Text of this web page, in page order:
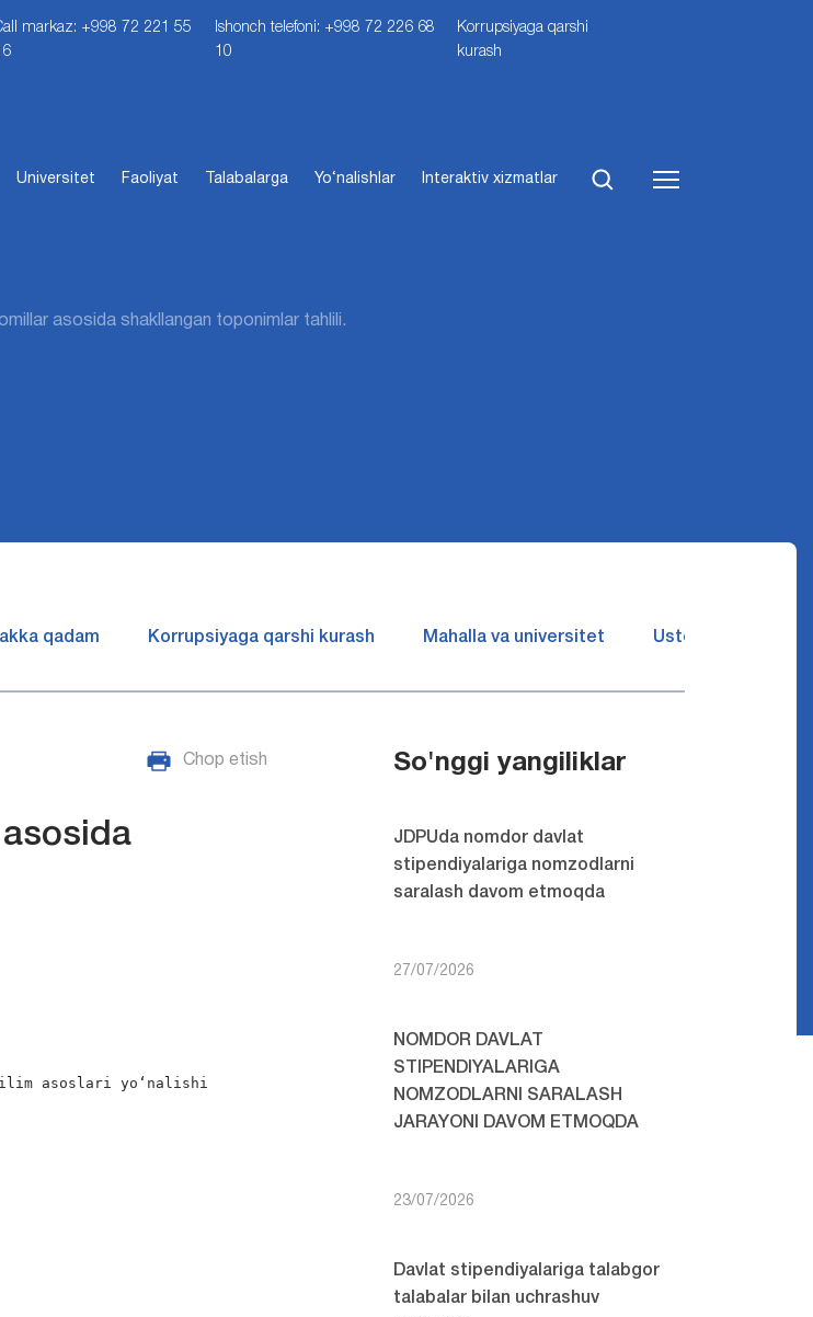
markaz: +998 72 221 55
Ishonch telefoni: +998 72 226 68
10
Korrupsiyaga qarshi
kurash
Universitet Faoliyat Talabalarga Yo‘nalishlar Interaktiv xizmatlar
asosida shakllangan toponimlar tahlili.
qadam Korrupsiyaga qarshi kurash Mahalla va universitet Ustozlar suhbatin
Chop etish
asoslari yo‘nalishi
So'nggi yangiliklar
JDPUda nomdor davlat
stipendiyalariga nomzodlarni
saralash davom etmoqda
27/07/2026
NOMDOR DAVLAT
STIPENDIYALARIGA
NOMZODLARNI SARALASH
JARAYONI DAVOM ETMOQDA
23/07/2026
Davlat stipendiyalariga talabgor
talabalar bilan uchrashuv